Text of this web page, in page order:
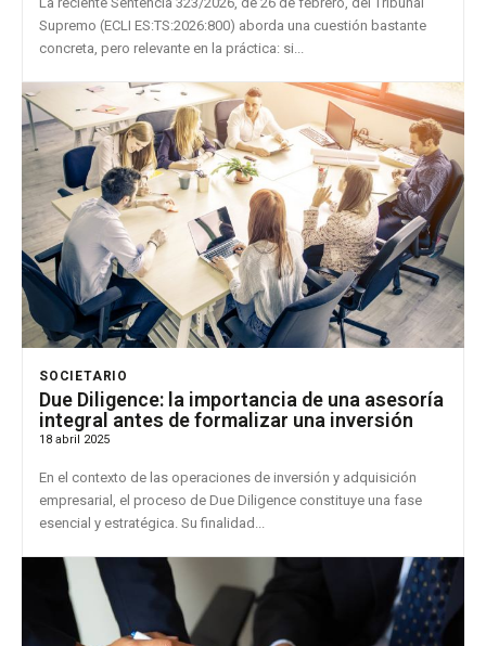
Supremo (ECLI ES:TS:2026:800) aborda una cuestión bastante
concreta, pero relevante en la práctica: si...
SOCIETARIO
Due Diligence: la importancia de una asesoría
integral antes de formalizar una inversión
18 abril 2025
En el contexto de las operaciones de inversión y adquisición
empresarial, el proceso de Due Diligence constituye una fase
esencial y estratégica. Su finalidad...